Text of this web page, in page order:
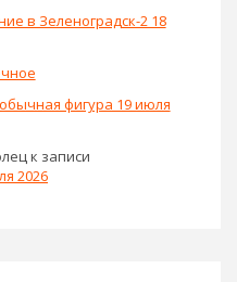
в Зеленоградск-2 18
фигура 19 июля
к записи
2026